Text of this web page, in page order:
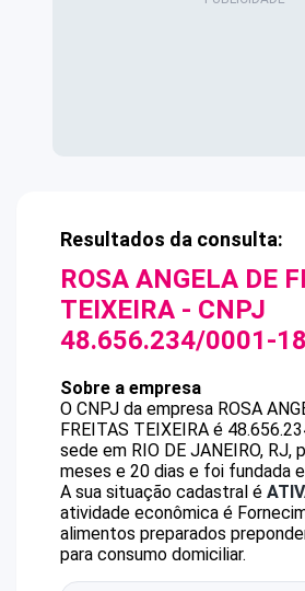
Resultados da consulta:
ROSA ANGELA DE
TEIXEIRA - CNPJ
48.656.234/0001-18
Sobre a empresa
O CNPJ da empresa ROSA
FREITAS TEIXEIRA é
sede em RIO DE JANEIRO, RJ,
meses e 20 dias e foi fundada
A sua situação cadastral é
atividade econômica é
alimentos preparados
para consumo domiciliar.